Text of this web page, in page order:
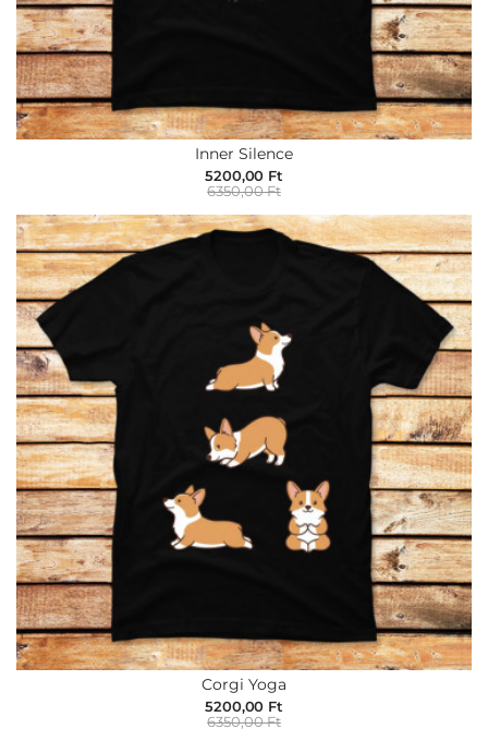
Inner Silence
5200,00 Ft
6350,00 Ft
Corgi Yoga
5200,00 Ft
6350,00 Ft